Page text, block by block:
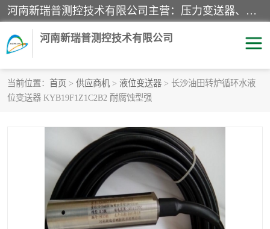
河南新瑞普测控技术有限公司主营：压力变送器、液位变送器、差压变送器、雷达料位计、电容物位计、温度显示控制仪表、电量变送器、流量计、工业自动化系统成套设备。
河南新瑞普测控技术有限公司
当前位置： 首页 > 供应商机 > 液位变送器 > 长沙油田转炉循环水液
位变送器 KYB19F1Z1C2B2 耐腐蚀型强
霍尼韦尔压力变送器 CS系列变送器
1151/3351产品分类 精巧型压力变送器
液位变送器 雷达料位计
标准型工业压力变送器 罐旁显示仪
差压变送器 温度传感器变送器